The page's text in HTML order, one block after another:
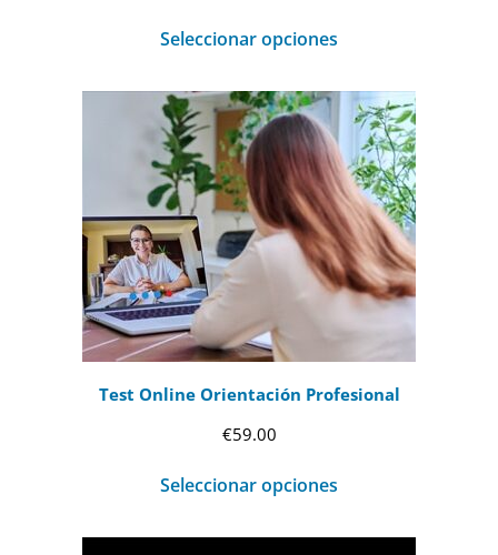
Seleccionar opciones
Test Online Orientación Profesional
€59.00
Seleccionar opciones